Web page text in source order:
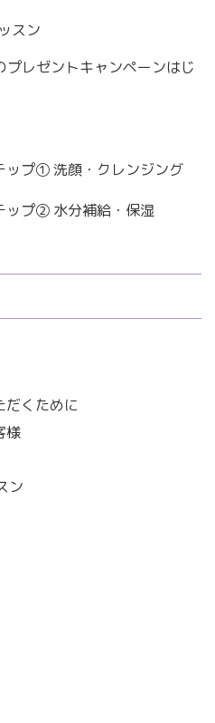
スン
プレゼントキャンペーンはじ
ップ① 洗顔・クレンジング
ップ② 水分補給・保湿
だくために
様
ン